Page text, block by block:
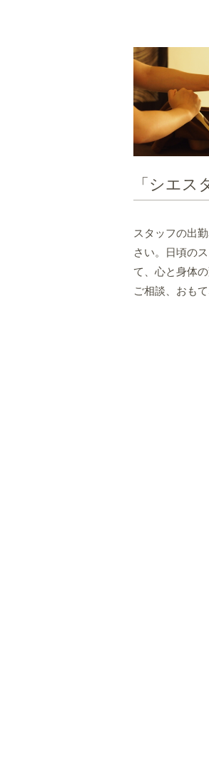
「シエ
スタッフの出
さい。日頃の
て、心と身体
ご相談、おも